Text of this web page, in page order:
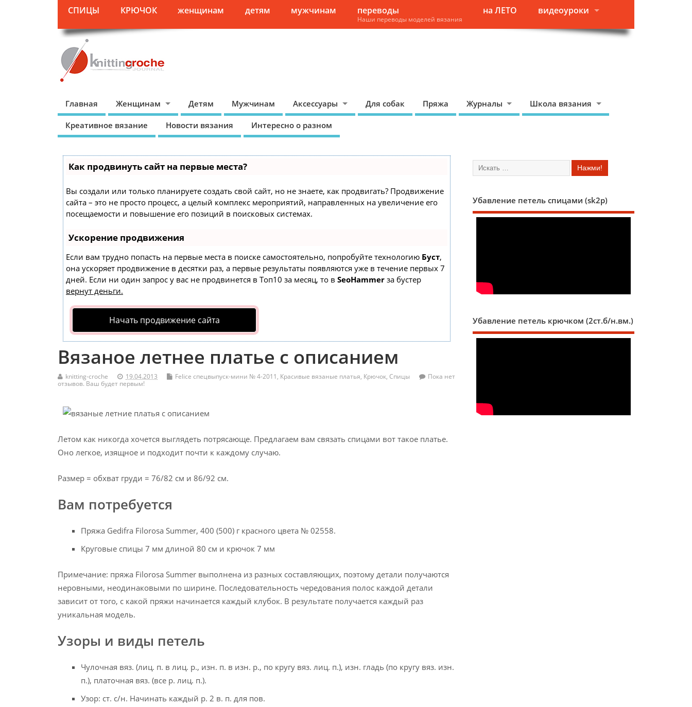
СПИЦЫ КРЮЧОК женщинам детям мужчинам переводы
Наши переводы моделей вязания
на ЛЕТО видеоуроки
Главная Женщинам Детям Мужчинам Аксессуары Для собак Пряжа Журналы Школа вязания
Креативное вязание Новости вязания Интересно о разном
Как продвинуть сайт на первые места?
Вы создали или только планируете создать свой сайт, но не знаете, как продвигать? Продвижение
сайта – это не просто процесс, а целый комплекс мероприятий, направленных на увеличение его
посещаемости и повышение его позиций в поисковых системах.
Ускорение продвижения
Если вам трудно попасть на первые места в поиске самостоятельно, попробуйте технологию Буст,
она ускоряет продвижение в десятки раз, а первые результаты появляются уже в течение первых 7
дней. Если ни один запрос у вас не продвинется в Топ10 за месяц, то в SeoHammer за бустер
вернут деньги.
Начать продвижение сайта
Вязаное летнее платье с описанием
knitting-croche 19.04.2013 Felice спецвыпуск-мини № 4-2011 , Красивые вязаные платья, Крючок, Спицы
Пока нет
отзывов. Ваш будет первым!
Летом как никогда хочется выглядеть потрясающе. Предлагаем вам связать спицами вот такое платье.
Оно легкое, изящное и подходит почти к каждому случаю.
Размер = обхват груди = 76/82 cм и 86/92 cм.
Вам потребуется
Пряжа Gedifra Filorosa Summer, 400 (500) г красного цвета № 02558.
Круговые спицы 7 мм длиной 80 cм и крючок 7 мм
Примечание: пряжа Filorosa Summer выполнена из разных составляющих, поэтому детали получаются
неровными, неодинаковыми по ширине. Последовательность чередования полос каждой детали
зависит от того, с какой пряжи начинается каждый клубок. В результате получается каждый раз
уникальная модель.
Узоры и виды петель
Чулочная вяз. (лиц. п. в лиц. р., изн. п. в изн. р., по кругу вяз. лиц. п.), изн. гладь (по кругу вяз. изн.
п.), платочная вяз. (все р. лиц. п.).
Узор: ст. с/н. Начинать каждый р. 2 в. п. для пов.
Убавление петель спицами (sk2p)
Убавление петель крючком (2ст.б/н.вм.)